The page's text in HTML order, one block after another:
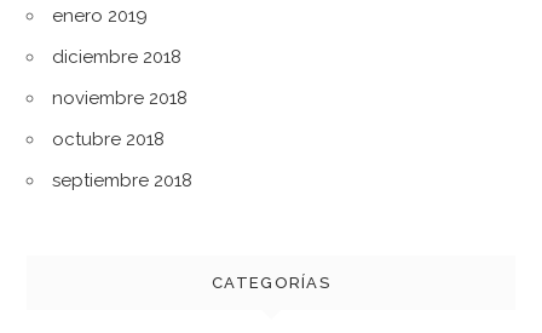
enero 2019
diciembre 2018
noviembre 2018
octubre 2018
septiembre 2018
CATEGORÍAS